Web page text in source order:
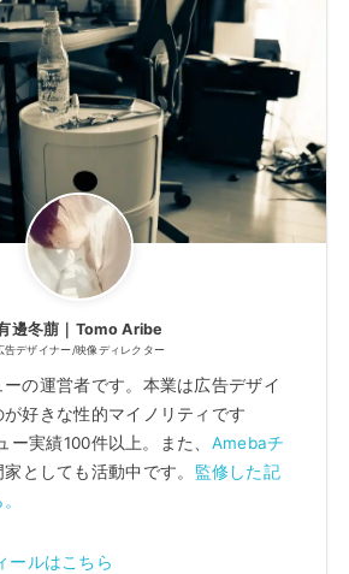
邊冬萠｜Tomo Aribe
告デザイナー/映像ディレクター
の運営者です。本業は広告デザイ
好きな性的マイノリティです
ー実績100件以上。また、 Amebaチ
としても活動中です。 監修した記
ールはこちら